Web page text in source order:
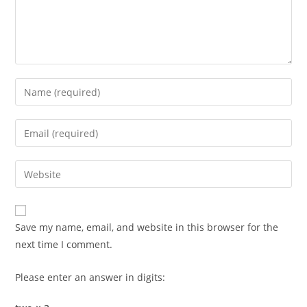
Enter
your
name
comment
Enter
your
email
address
comment
Enter
your
website
URL
(optional)
Save my name, email, and website in this browser for the
next time I comment.
Please enter an answer in digits: